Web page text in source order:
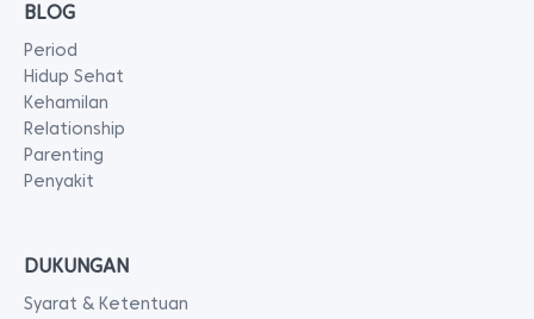
BLOG
Period
Hidup Sehat
Kehamilan
Relationship
Parenting
Penyakit
DUKUNGAN
Syarat & Ketentuan